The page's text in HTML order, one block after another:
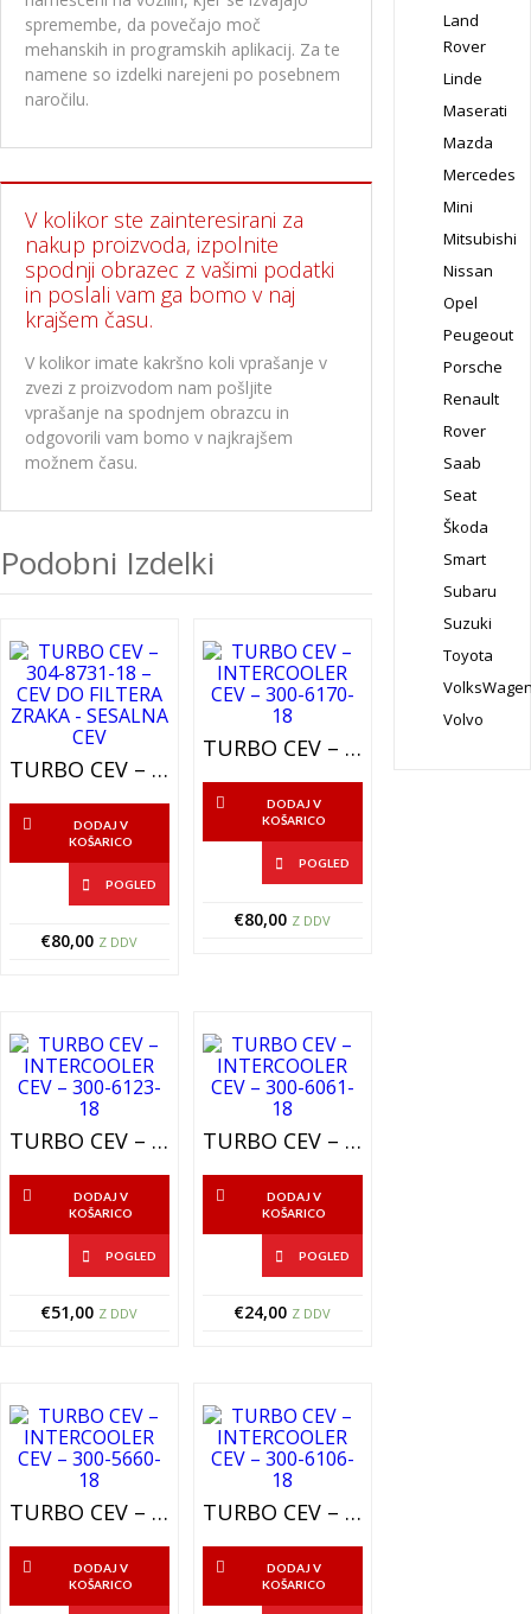
spremembe, da povečajo moč
mehanskih in programskih aplikacij. Za te
namene so izdelki narejeni po posebnem
naročilu.
V kolikor ste zainteresirani za
nakup proizvoda, izpolnite
spodnji obrazec z vašimi podatki
in poslali vam ga bomo v naj
krajšem času.
V kolikor imate kakršno koli vprašanje v
zvezi z proizvodom nam pošljite
vprašanje na spodnjem obrazcu in
odgovorili vam bomo v najkrajšem
možnem času.
Podobni Izdelki
TURBO CEV – 304-8731-18 – CEV DO FILTERA ZRAKA – SESALNA CEV
DODAJ V
KOŠARICO
POGLED
€80,00 Z DDV
TURBO CEV – INTERCOOLER CEV – 300-6170-18
DODAJ V
KOŠARICO
POGLED
€80,00 Z DDV
TURBO CEV – INTERCOOLER CEV – 300-6123-18
DODAJ V
KOŠARICO
POGLED
€51,00 Z DDV
TURBO CEV – INTERCOOLER CEV – 300-6061-18
DODAJ V
KOŠARICO
POGLED
€24,00 Z DDV
TURBO CEV – INTERCOOLER CEV – 300-5660-18
DODAJ V
KOŠARICO
TURBO CEV – INTERCOOLER CEV – 300-6106-18
DODAJ V
KOŠARICO
Land
Rover
Linde
Maserati
Mazda
Mercedes
Mini
Mitsubishi
Nissan
Opel
Peugeout
Porsche
Renault
Rover
Saab
Seat
Škoda
Smart
Subaru
Suzuki
Toyota
Volvo